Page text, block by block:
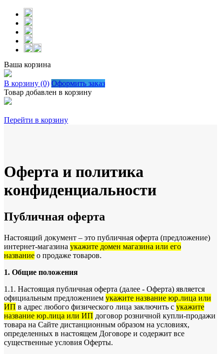
Ваша корзина
В корзину (0) Оформить заказ
Товар добавлен в корзину
Перейти в корзину
Оферта и политика
конфиденциальности
Публичная оферта
Настоящий документ – это публичная оферта (предложение)
интернет-магазина укажите домен магазина или его
название о продаже товаров.
1. Общие положения
1.1. Настоящая публичная оферта (далее - Оферта) является
официальным предложением укажите название юр.лица или
ИП в адрес любого физического лица заключить с укажите
название юр.лица или ИП договор розничной купли-продажи
товара на Сайте дистанционным образом на условиях,
определенных в настоящем Договоре и содержит все
существенные условия Оферты.